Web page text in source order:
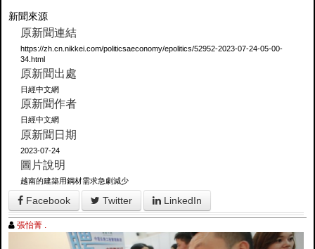
新聞來源
原新聞連結
https://zh.cn.nikkei.com/politicsaeconomy/epolitics/52952-2023-07-24-05-00-
34.html
原新聞出處
日經中文網
原新聞作者
日經中文網
原新聞日期
2023-07-24
圖片說明
越南的建築用鋼材需求急劇減少
Facebook Twitter LinkedIn
張怡菁 .